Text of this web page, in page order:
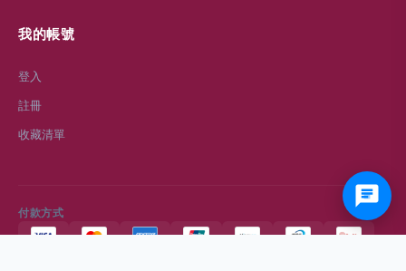
我的帳號
登入
註冊
收藏清單
付款方式